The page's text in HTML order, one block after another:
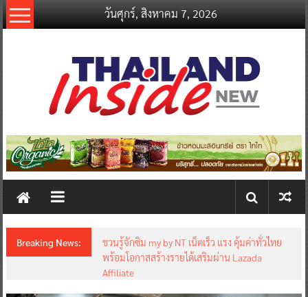
Skip
to
วันศุกร์, สิงหาคม 7, 2026
thailandinsidenew.com
Thailand
New
Breaking News:
ชวนรู้จักซิม my by NT เน็ตเร็ว แรง คุ้มค่าทั่วไทย
พร้อมโอกาสสร้างรายได้เสริมผ่าน Lazada
Affiliate